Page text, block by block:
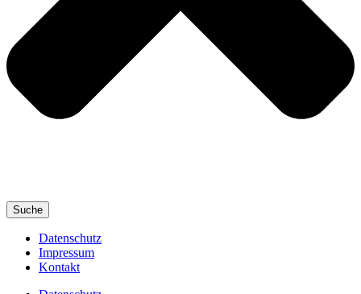
Suche
Datenschutz
Impressum
Kontakt